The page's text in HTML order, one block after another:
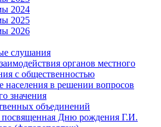
2024
2025
2026
слушания
органов местного
с общественностью
населения в решении вопросов
значения
объединений
Дню рождения Г.И.